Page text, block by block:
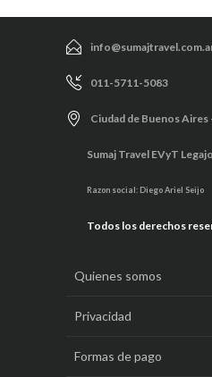
011-5711-5083
Ciudad de Buenos
Sumaj Travel EVyT
Razon social: Diego Ariel Seijo
Todos los derechos
Quienes somos
Privacidad
Formas de pago